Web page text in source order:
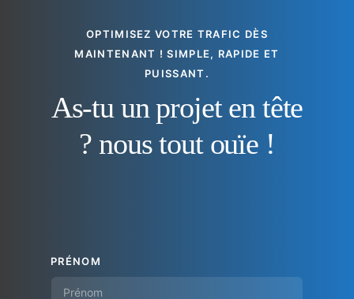
OPTIMISEZ VOTRE TRAFIC DÈS
MAINTENANT ! SIMPLE, RAPIDE ET
PUISSANT.
As-tu un projet en tête
? nous tout ouïe !
PRÉNOM